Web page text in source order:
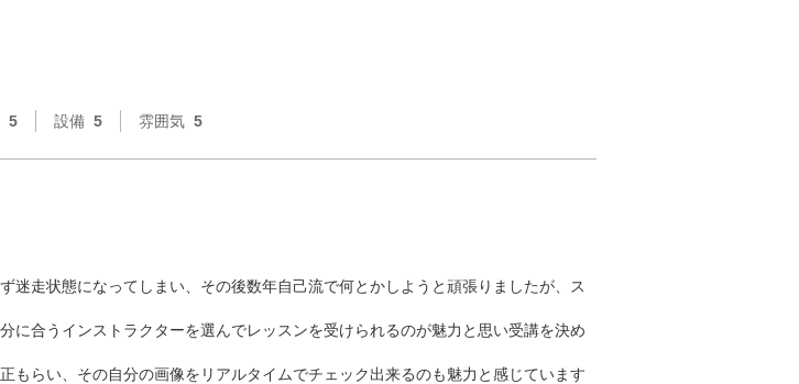
5 設備 5 雰囲気 5
迷走状態になってしまい、その後数年自己流で何とかしようと頑張りましたが、ス
に合うインストラクターを選んでレッスンを受けられるのが魅力と思い受講を決め
もらい、その自分の画像をリアルタイムでチェック出来るのも魅力と感じています